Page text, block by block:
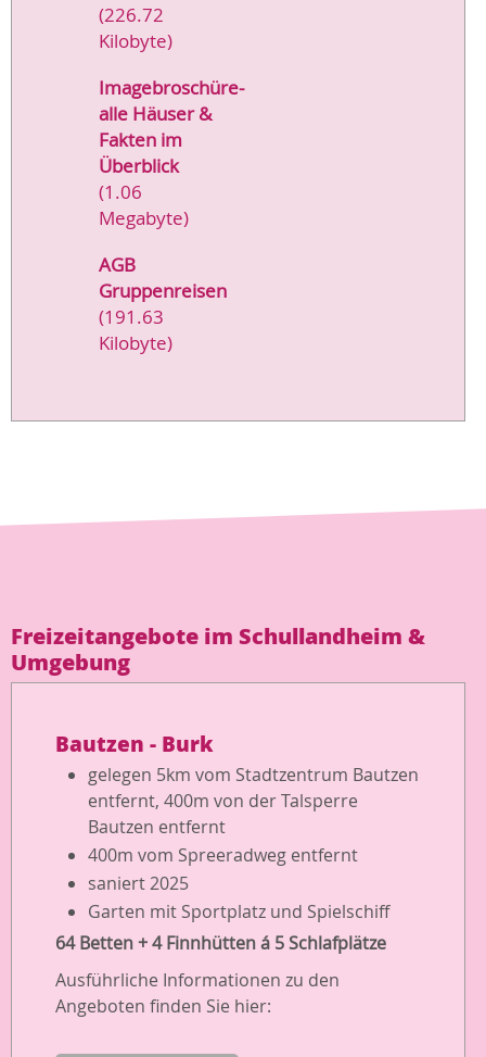
(226.72
Kilobyte)
Imagebroschüre-
alle Häuser &
Fakten im
Überblick
(1.06
Megabyte)
AGB
Gruppenreisen
(191.63
Kilobyte)
Freizeitangebote im Schullandheim &
Umgebung
Bautzen - Burk
gelegen 5km vom Stadtzentrum Bautzen
entfernt, 400m von der Talsperre
Bautzen entfernt
400m vom Spreeradweg entfernt
saniert 2025
Garten mit Sportplatz und Spielschiff
64 Betten + 4 Finnhütten á 5 Schlafplätze
Ausführliche Informationen zu den
Angeboten finden Sie hier: